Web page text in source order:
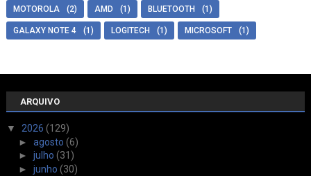
MOTOROLA (2) AMD (1) BLUETOOTH (1)
GALAXY NOTE 4 (1) LOGITECH (1) MICROSOFT (1)
ARQUIVO
▼ 2026 (129)
► agosto (6)
► julho (31)
► junho (30)